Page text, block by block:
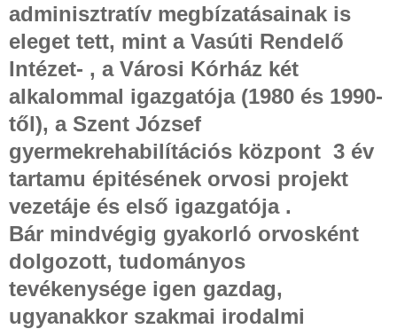
adminisztratív megbízatásainak is
eleget tett, mint a Vasúti Rendelő
Intézet- , a Városi Kórház két
alkalommal igazgatója (1980 és 1990-
től), a Szent József
gyermekrehabilítációs központ 3 év
tartamu épitésének orvosi projekt
vezetáje és első igazgatója .
Bár mindvégig gyakorló orvosként
dolgozott, tudományos
tevékenysége igen gazdag,
ugyanakkor szakmai irodalmi